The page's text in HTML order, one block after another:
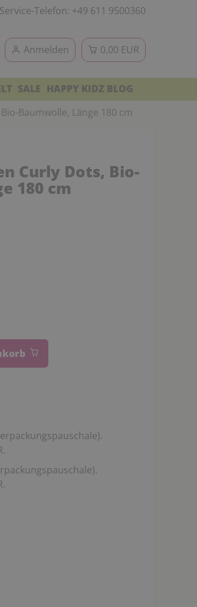
Service-Telefon: +49 611 9500360
Anmelden 0,00 EUR
SALE HAPPY KIDZ BLOG
Baumwolle, Länge 180 cm
Curly Dots, Bio-
180 cm